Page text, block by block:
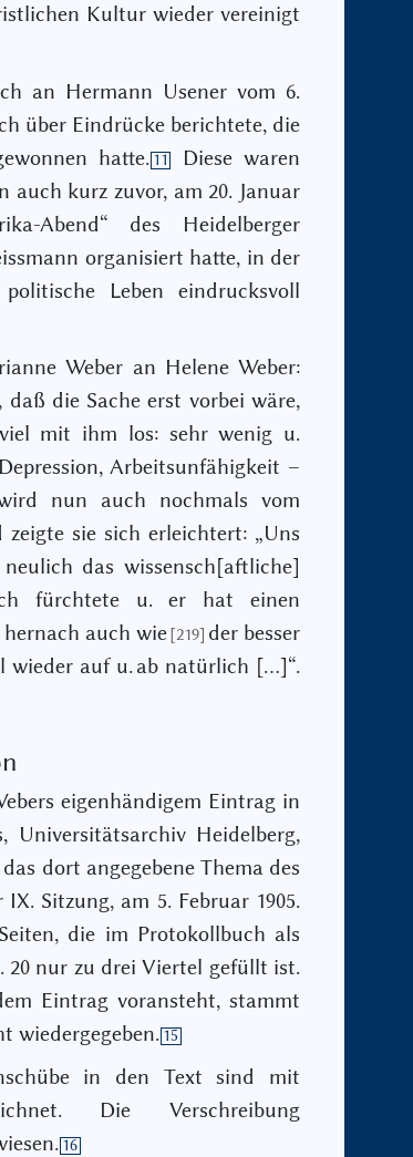
Kultur wieder vereinigt
an Hermann Usener vom 6.
über Eindrücke berichtete, die
hatte. 11
Diese waren
kurz zuvor, am 20. Januar
Abend“ des Heidelberger
organisiert hatte, in der
Leben eindrucksvoll
Weber an Helene Weber:
die Sache erst vorbei wäre,
mit ihm los: sehr wenig u.
Arbeitsunfähigkeit –
nun auch nochmals vom
zeigte sie sich erleichtert: „Uns
das wissensch[aftliche]
fürchtete u. er hat einen
auch wie[219] der besser
wieder auf u. ab natürlich […]“.
eigenhändigem Eintrag in
Universitätsarchiv Heidelberg,
dort angegebene Thema des
Sitzung, am 5. Februar 1905.
die im Protokollbuch als
20 nur zu drei Viertel gefüllt ist.
Eintrag voransteht, stammt
wiedergegeben. 15
in den Text sind mit
Die Verschreibung
16